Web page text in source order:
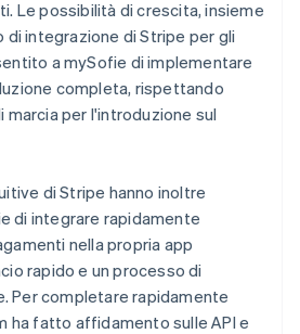
Le possibilità di crescita, insieme
integrazione di Stripe per gli
a mySofie di implementare
completa, rispettando
marcia per l'introduzione sul
di Stripe hanno inoltre
di integrare rapidamente
nella propria app
rapido e un processo di
Per completare rapidamente
ha fatto affidamento sulle API e